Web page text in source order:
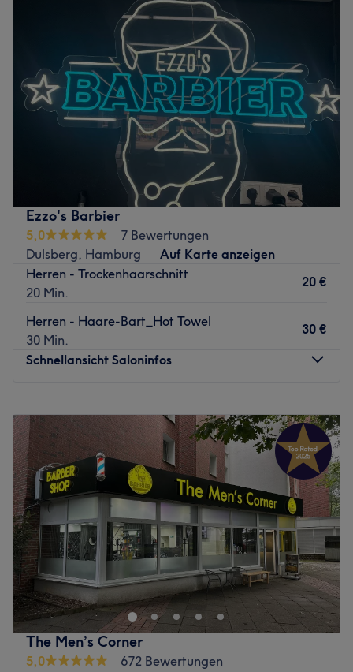
Ezzo's Barbier
5,0
7 Bewertungen
Dulsberg, Hamburg
Auf Karte anzeigen
Herren - Trockenhaarschnitt
20 Min.
20 €
Herren - Haare-Bart_Hot Towel
30 Min.
30 €
Schnellansicht Saloninfos
09:00–19:00
Mittwoch
09:00–19:00
Donnerstag
–19:00
Freitag
19:00
Samstag
09:00–19:00
Sonntag
Geschlossen
Willkommen bei Ezzo's Barbier in Hamburg-Dulsberg –
deinem Ort für moderne Herrenhaarschnitte, präzise
Bartpflege und echte Barbershop-Kultur. In entspannter
Atmosphäre verbindet das Team traditionelles Handwerk
mit aktuellen Trends und sorgt dafür, dass jeder Besuch
zu einem kleinen Ausbruch aus dem Alltag wird. Ob
klassischer Schnitt, moderner Fade, professionelle
The Men’s Corner
5,0
672 Bewertungen